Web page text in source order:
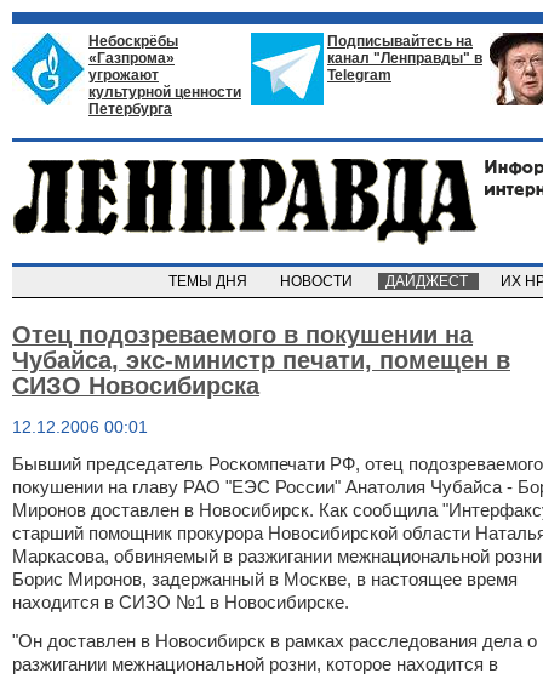
Небоскрёбы
«Газпрома»
угрожают
культурной ценности
Петербурга
Подписывайтесь на
канал "Ленправды" в
Telegram
ТЕМЫ ДНЯ НОВОСТИ ДАЙДЖЕСТ ИХ
Отец подозреваемого в покушении на
Чубайса, экс-министр печати, помещен в
СИЗО Новосибирска
12.12.2006 00:01
Бывший председатель Роскомпечати РФ, отец
покушении на главу РАО "ЕЭС России" Анатолия Чубайса -
Миронов доставлен в Новосибирск. Как сообщила
старший помощник прокурора Новосибирской области
Маркасова, обвиняемый в разжигании межнациональной розни
Борис Миронов, задержанный в Москве, в настоящее время
находится в СИЗО №1 в Новосибирске.
"Он доставлен в Новосибирск в рамках расследования дела о
разжигании межнациональной розни, которое находится в